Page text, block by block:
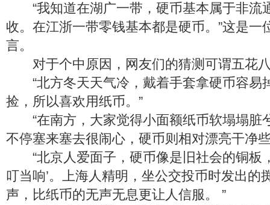
“我知道在湖广一带，硬币基本属于非流
收。在江浙一带零钱基本都是硬币。”这是一
言。
对于个中原因，网友们的猜测可谓五花
“北方冬天天气冷，戴着手套拿硬币容易
捡，所以喜欢用纸币。”
“在南方，大家觉得小面额纸币软塌塌脏
不停塞来塞去很闹心，硬币则相对漂亮干净
“北京人爱面子，硬币像是旧社会的铜板
叮当响’。上海人精明，坐公交投币时发出的
声，比纸币的无声无息更让人信服。 ”